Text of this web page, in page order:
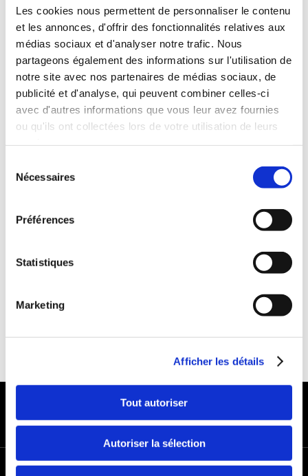
Les cookies nous permettent de personnaliser le contenu
et les annonces, d'offrir des fonctionnalités relatives aux
médias sociaux et d'analyser notre trafic. Nous
partageons également des informations sur l'utilisation de
notre site avec nos partenaires de médias sociaux, de
publicité et d'analyse, qui peuvent combiner celles-ci
avec d'autres informations que vous leur avez fournies
ou qu'ils ont collectées lors de votre utilisation de leurs
Nécessaires
Préférences
Statistiques
Marketing
Afficher les détails
Tout autoriser
Autoriser la sélection
Pick-up with shuttle to the agency (5 min)
Unlimited mileage
Comprehensive insurance (excluding deductible)
Fuel: full tank to return full
RENTAL CONDITIONS
Years of driving license:2 years
Deposit:€1000